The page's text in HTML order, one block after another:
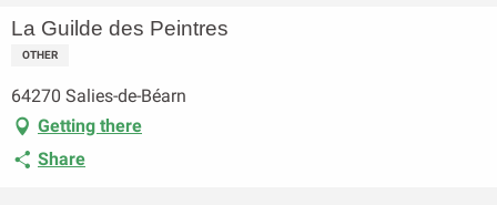
La Guilde des Peintres
OTHER
64270 Salies-de-Béarn
Getting there
Share